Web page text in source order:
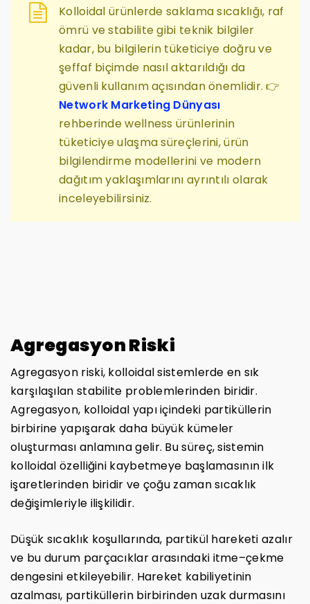
Kolloidal ürünlerde saklama sıcaklığı, raf
ömrü ve stabilite gibi teknik bilgiler
kadar, bu bilgilerin tüketiciye doğru ve
şeffaf biçimde nasıl aktarıldığı da
güvenli kullanım açısından önemlidir. 👉
Network Marketing Dünyası
rehberinde wellness ürünlerinin
tüketiciye ulaşma süreçlerini, ürün
bilgilendirme modellerini ve modern
dağıtım yaklaşımlarını ayrıntılı olarak
inceleyebilirsiniz.
Agregasyon Riski
Agregasyon riski, kolloidal sistemlerde en sık
karşılaşılan stabilite problemlerinden biridir.
Agregasyon, kolloidal yapı içindeki partiküllerin
birbirine yapışarak daha büyük kümeler
oluşturması anlamına gelir. Bu süreç, sistemin
kolloidal özelliğini kaybetmeye başlamasının ilk
işaretlerinden biridir ve çoğu zaman sıcaklık
değişimleriyle ilişkilidir.
Düşük sıcaklık koşullarında, partikül hareketi azalır
ve bu durum parçacıklar arasındaki itme–çekme
dengesini etkileyebilir. Hareket kabiliyetinin
azalması, partiküllerin birbirinden uzak durmasını